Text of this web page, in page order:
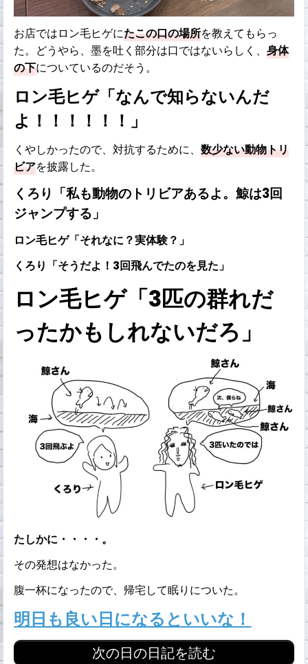
お店ではロン毛ヒゲにたこの口の場所を教えてもらっ
た。どうやら、墨を吐く部分は口ではないらしく、身体
の下についているのだそう。
ロン毛ヒゲ「なんで知らないんだ
よ！！！！！！」
くやしかったので、対抗するために、数少ない動物トリ
ビアを披露した。
くろり「私も動物のトリビアあるよ。鯨は3回
ジャンプする」
ロン毛ヒゲ「それなに？実体験？」
くろり「そうだよ！3回飛んでたのを見た」
ロン毛ヒゲ「3匹の群れだ
ったかもしれないだろ」
たしかに・・・・。
その発想はなかった。
腹一杯になったので、帰宅して眠りについた。
明日も良い日になるといいな！
次の日の日記を読む